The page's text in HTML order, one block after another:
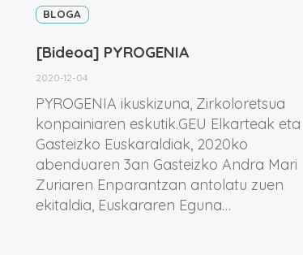
BLOGA
[Bideoa] PYROGENIA
2020-12-04
PYROGENIA ikuskizuna, Zirkoloretsua
konpainiaren eskutik.GEU Elkarteak eta
Gasteizko Euskaraldiak, 2020ko
abenduaren 3an Gasteizko Andra Mari
Zuriaren Enparantzan antolatu zuen
ekitaldia, Euskararen Eguna…